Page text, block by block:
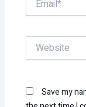
Website
Save my